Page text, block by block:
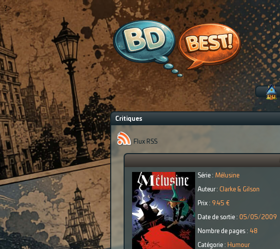
?>
Critiques
Flux RSS
Série : Mélusine
Auteur : Clarke & Gilson
Prix : 9.45 €
Date de sortie : 05/05/2009
Nombre de pages : 48
Catégorie : Humour